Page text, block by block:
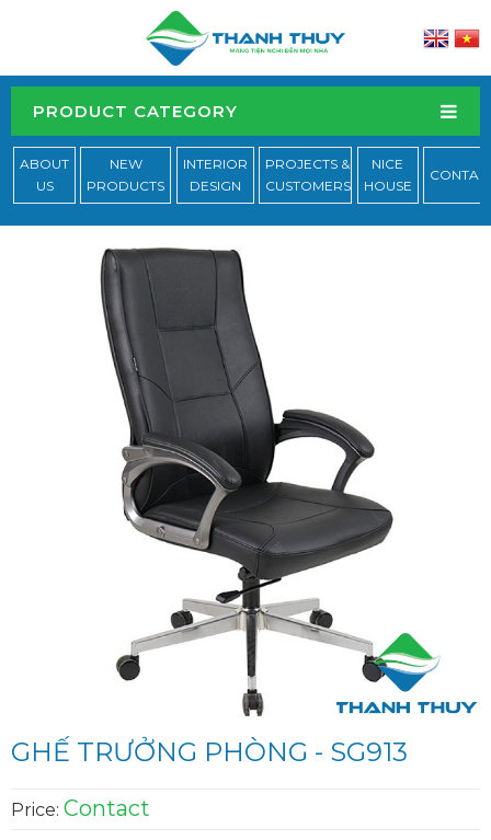
PRODUCT CATEGORY
ABOUT
US
NEW
PRODUCTS
INTERIOR
DESIGN
PROJECTS &
CUSTOMERS
NICE
HOUSE
GHẾ TRƯỞNG PHÒNG - SG913
Price: Contact